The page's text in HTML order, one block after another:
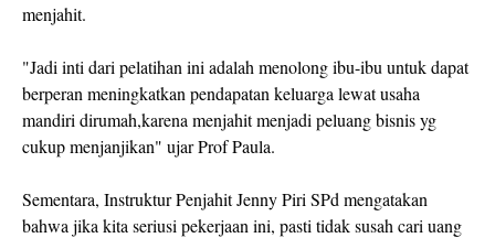
menjahit.
"Jadi inti dari pelatihan ini adalah menolong ibu-ibu untuk dapat
berperan meningkatkan pendapatan keluarga lewat usaha
mandiri dirumah,karena menjahit menjadi peluang bisnis yg
cukup menjanjikan" ujar Prof Paula.
Sementara, Instruktur Penjahit Jenny Piri SPd mengatakan
bahwa jika kita seriusi pekerjaan ini, pasti tidak susah cari uang